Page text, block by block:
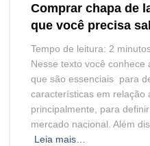
Comprar chapa de
que você precisa
Tempo de leitura: 2
Nesse texto você conhece
que são essenciais para
características em relação
principalmente, para
mercado nacional. Além
Leia mais…